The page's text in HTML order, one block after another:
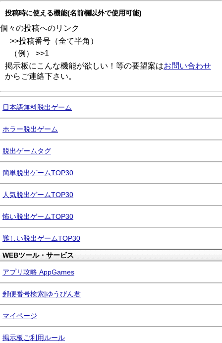
投稿時に使える機能(名前欄以外で使用可能)
個々の投稿へのリンク
>>投稿番号（全て半角）
（例） >>1
掲示板にこんな機能が欲しい！等の要望案はお問い合わせ
からご連絡下さい。
日本語無料脱出ゲーム
ホラー脱出ゲーム
脱出ゲームタグ
簡単脱出ゲームTOP30
人気脱出ゲームTOP30
怖い脱出ゲームTOP30
難しい脱出ゲームTOP30
WEBツール・サービス
アプリ攻略 AppGames
郵便番号検索|ゆうびん君
マイページ
掲示板ご利用ルール